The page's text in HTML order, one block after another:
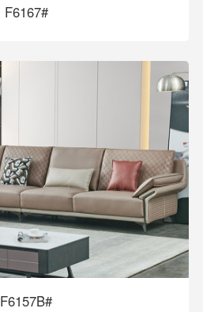
F6167#
F6157B#